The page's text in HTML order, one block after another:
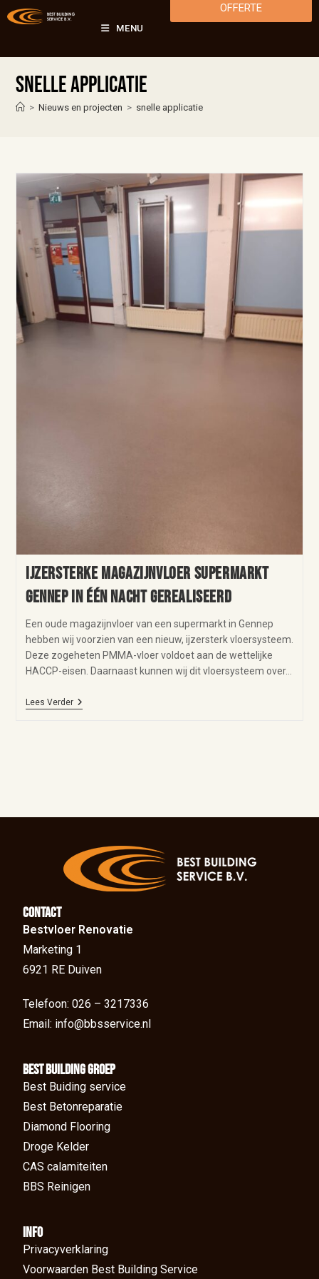
MENU
OFFERTE
snelle applicatie
> Nieuws en projecten > snelle applicatie
IJzersterke magazijnvloer supermarkt
Gennep in één nacht gerealiseerd
Een oude magazijnvloer van een supermarkt in Gennep
hebben wij voorzien van een nieuw, ijzersterk vloersysteem.
Deze zogeheten PMMA-vloer voldoet aan de wettelijke
HACCP-eisen. Daarnaast kunnen wij dit vloersysteem over…
Lees Verder
Contact
Bestvloer Renovatie
Marketing 1
6921 RE Duiven
Telefoon: 026 – 3217336
Email: info@bbsservice.nl
BEst Building groep
Best Buiding service
Best Betonreparatie
Diamond Flooring
Droge Kelder
CAS calamiteiten
BBS Reinigen
Info
Privacyverklaring
Voorwaarden Best Building Service